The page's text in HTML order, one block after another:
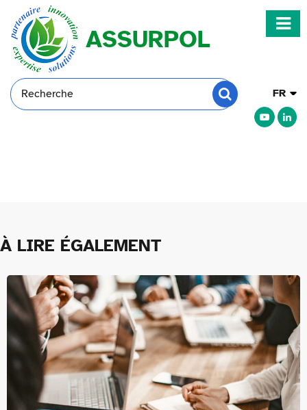
ASSURPOL
Rechercher
Rechercher
Choisir
une
langue
À LIRE ÉGALEMENT